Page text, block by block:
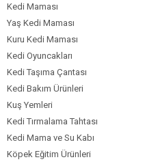
Kedi Maması
Yaş Kedi Maması
Kuru Kedi Maması
Kedi Oyuncakları
Kedi Taşıma Çantası
Kedi Bakım Ürünleri
Kuş Yemleri
Kedi Tırmalama Tahtası
Kedi Mama ve Su Kabı
Köpek Eğitim Ürünleri